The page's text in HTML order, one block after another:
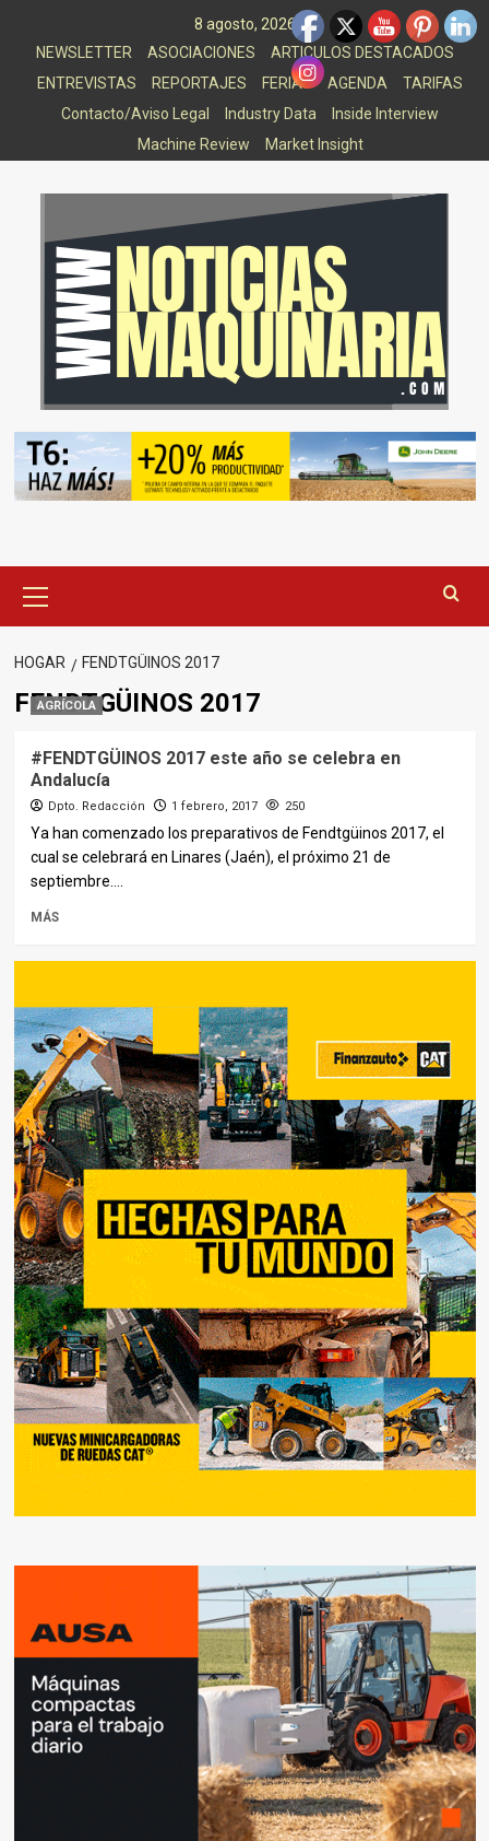
8 agosto, 2026
NEWSLETTER
ASOCIACIONES
ARTICULOS DESTACADOS
ENTREVISTAS
REPORTAJES FERIAS AGENDA
TARIFAS
Contacto/Aviso Legal
Industry Data
Inside Interview
Machine Review
Market Insight
principal
HOGAR FENDTGÜINOS 2017
FENDTGÜINOS 2017
AGRÍCOLA
#FENDTGÜINOS 2017 este año se celebra en
Andalucía
Dpto. Redacción 1 febrero, 2017 250
Ya han comenzado los preparativos de Fendtgüinos 2017, el
cual se celebrará en Linares (Jaén), el próximo 21 de
septiembre....
MÁS